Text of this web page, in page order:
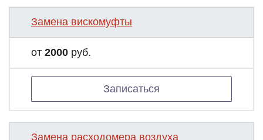
Замена вискомуфты
от 2000 руб.
Записаться
Замена расходомера воздуха